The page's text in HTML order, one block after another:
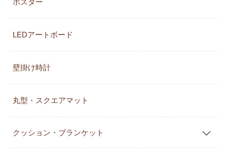
LEDアートボード
壁掛け時計
丸型・スクエアマット
クッション・ブランケット